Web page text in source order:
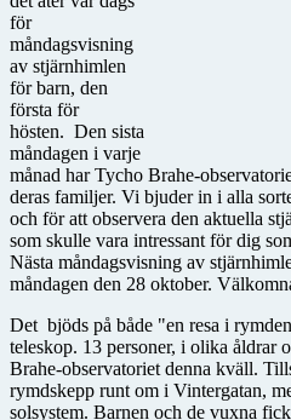
för
måndagsvisning
av stjärnhimlen
för barn, den
första för
hösten. Den sista
måndagen i varje
månad har Tycho Brahe-
deras familjer. Vi bjuder in i alla
och för att observera den aktuella
som skulle vara intressant för dig
Nästa måndagsvisning av
måndagen den 28 oktober.
Det bjöds på både "en resa i
teleskop. 13 personer, i olika åldrar
Brahe-observatoriet denna kväll.
rymdskepp runt om i Vintergatan,
solsystem. Barnen och de vuxna